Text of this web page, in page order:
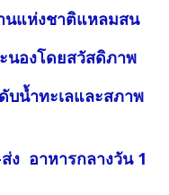
แห่งชาติแหลมสน
องโดยสวัสดิภาพ
น้ำทะเลและสภาพ
ง อาหารกลางวัน 1